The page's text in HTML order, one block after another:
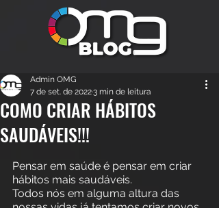
COMO CRIAR HÁBITOS
SAUDÁVEIS!!!
Admin OMG
7 de set. de 20223 min de leitura
Pensar em saúde é pensar em criar
hábitos mais saudáveis.
Todos nós em alguma altura das